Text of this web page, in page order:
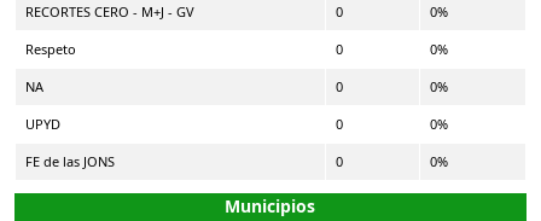
RECORTES CERO - M+J - GV 0 0%
Respeto 0 0%
NA 0 0%
UPYD 0 0%
FE de las JONS 0 0%
Municipios